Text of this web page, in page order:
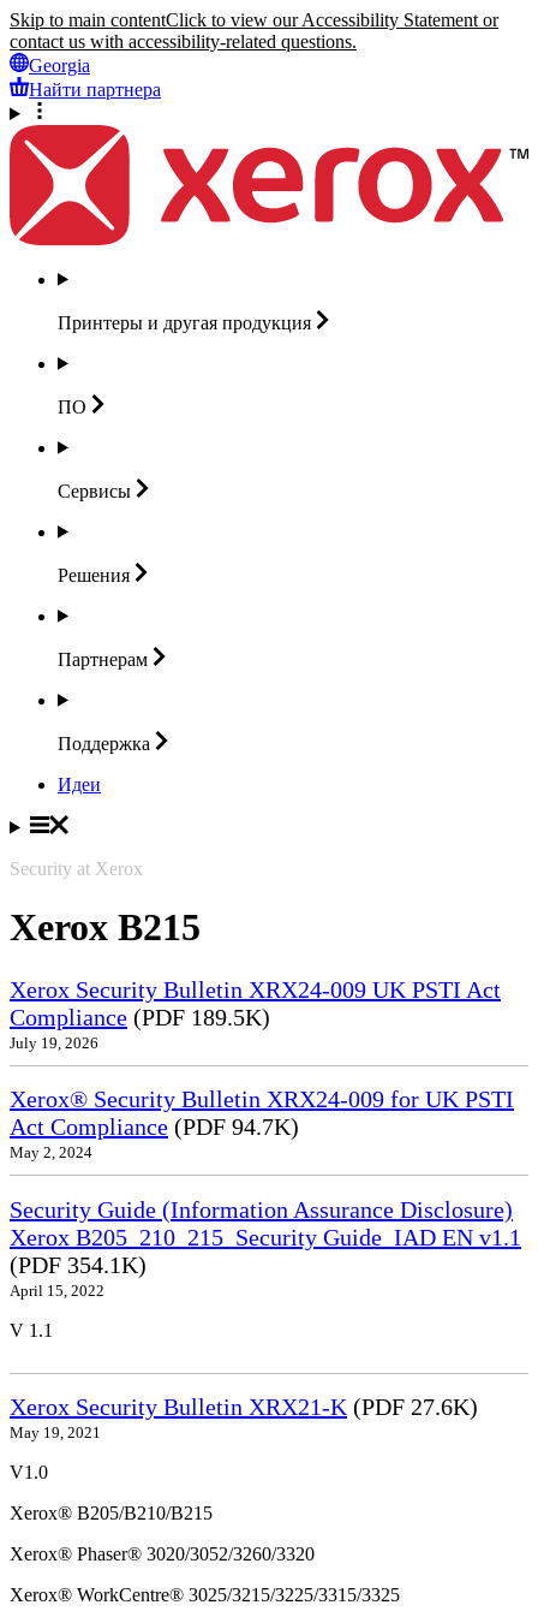
Skip to main contentClick to view our Accessibility Statement or
contact us with accessibility-related questions.
Georgia
Найти партнера
Принтеры и другая продукция
ПО
Сервисы
Решения
Партнерам
Поддержка
Идеи
Security at Xerox
Xerox B215
Xerox Security Bulletin XRX24-009 UK PSTI Act
Compliance (PDF 189.5K)
July 19, 2026
Xerox® Security Bulletin XRX24-009 for UK PSTI
Act Compliance (PDF 94.7K)
May 2, 2024
Security Guide (Information Assurance Disclosure)
Xerox B205_210_215_Security Guide_IAD EN v1.1
(PDF 354.1K)
April 15, 2022
V 1.1
Xerox Security Bulletin XRX21-K (PDF 27.6K)
May 19, 2021
V1.0
Xerox® B205/B210/B215
Xerox® Phaser® 3020/3052/3260/3320
Xerox® WorkCentre® 3025/3215/3225/3315/3325